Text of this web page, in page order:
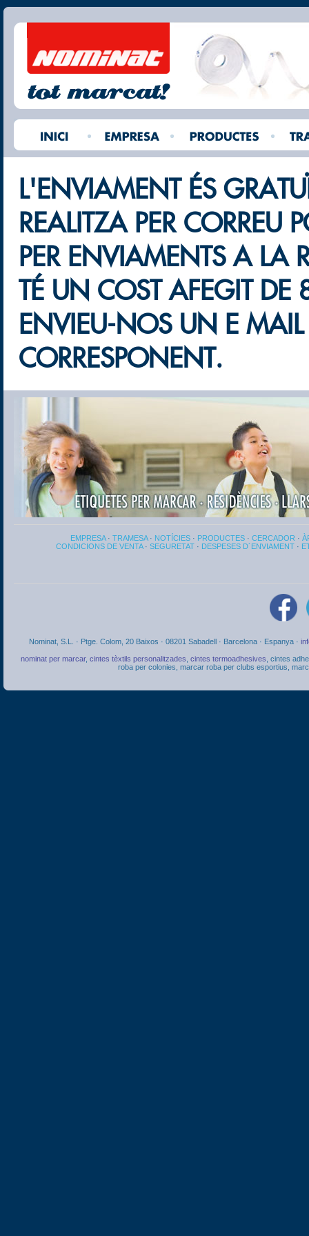
L'ENVIAMENT ÉS
REALITZA PER CORREU
PER ENVIAMENTS A LA
TÉ UN COST AFEGIT DE
ENVIEU-NOS UN E MAIL
CORRESPONENT.
EMPRESA· TRAMESA· NOTÍCIES · PRODUCTES · CERCADOR ·
CONDICIONS DE VENTA· SEGURETAT · DESPESES D´ENVIAMENT ·
Nominat, S.L. · Ptge. Colom, 20 Baixos · 08201 Sabadell · Barcelona · Espanya ·
nominat per marcar, cintes tèxtils personalitzades cintes termoadhesives , cintes
roba per colonies, marcar roba per clubs esportius,